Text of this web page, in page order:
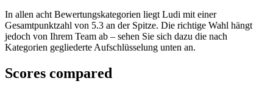
In allen acht Bewertungskategorien liegt Ludi mit einer
Gesamtpunktzahl von 5.3 an der Spitze. Die richtige Wahl hängt
jedoch von Ihrem Team ab – sehen Sie sich dazu die nach
Kategorien gegliederte Aufschlüsselung unten an.
Scores compared